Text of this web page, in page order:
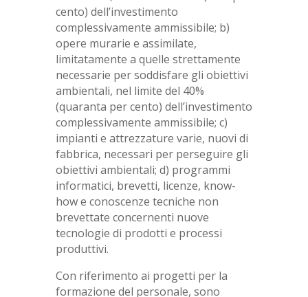
cento) dell’investimento
complessivamente ammissibile; b)
opere murarie e assimilate,
limitatamente a quelle strettamente
necessarie per soddisfare gli obiettivi
ambientali, nel limite del 40%
(quaranta per cento) dell’investimento
complessivamente ammissibile; c)
impianti e attrezzature varie, nuovi di
fabbrica, necessari per perseguire gli
obiettivi ambientali; d) programmi
informatici, brevetti, licenze, know-
how e conoscenze tecniche non
brevettate concernenti nuove
tecnologie di prodotti e processi
produttivi.
Con riferimento ai progetti per la
formazione del personale, sono